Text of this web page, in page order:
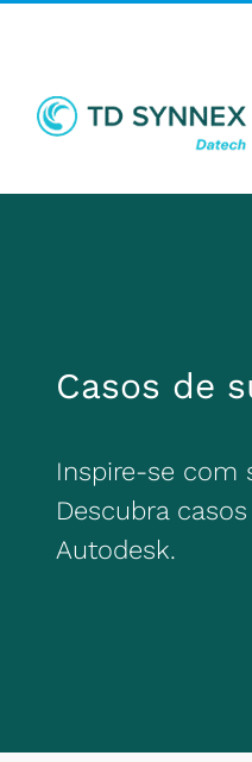
Casos de
Inspire-se com
Descubra
Autodesk.